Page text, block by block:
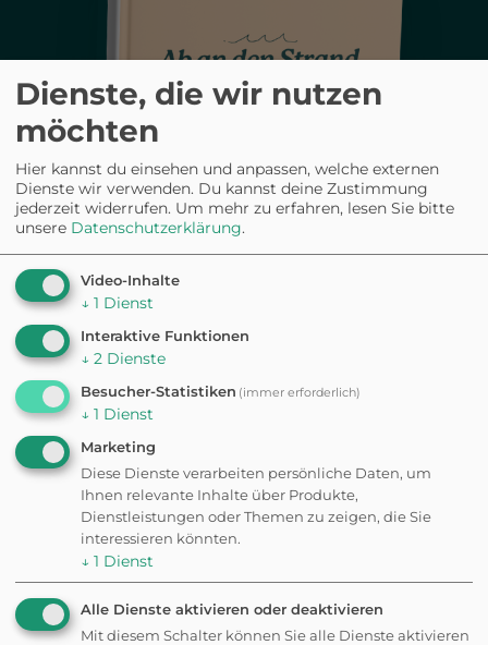
Weitere
Ausflugsziele in der
Dienste, die wir nutzen
möchten
Hier kannst du einsehen und anpassen, welche externen
Dienste wir verwenden. Du kannst deine Zustimmung
jederzeit widerrufen. Um mehr zu erfahren, lesen Sie bitte
unsere Datenschutzerklärung.
Video-Inhalte
↓ 1 Dienst
Interaktive Funktionen
↓ 2 Dienste
Besucher-Statistiken (immer erforderlich)
↓ 1 Dienst
Marketing
Diese Dienste verarbeiten persönliche Daten, um
Ihnen relevante Inhalte über Produkte,
Dienstleistungen oder Themen zu zeigen, die Sie
interessieren könnten.
↓ 1 Dienst
Alle Dienste aktivieren oder deaktivieren
Mit diesem Schalter können Sie alle Dienste aktivieren